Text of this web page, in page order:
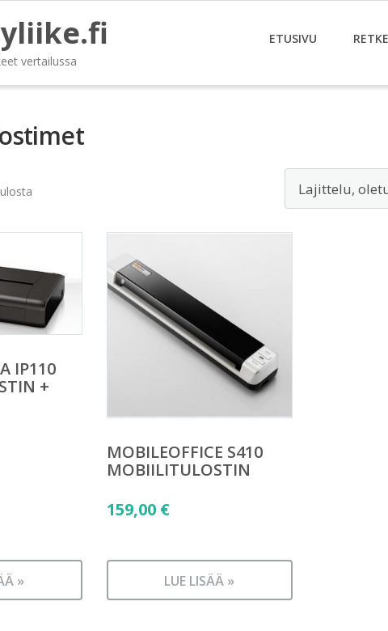
vertailussa
ETUSIVU
IP110
+
»
MOBILEOFFICE S410
MOBIILITULOSTIN
159,00 €
LUE LISÄÄ »